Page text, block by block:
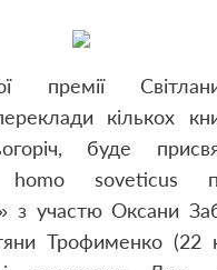
премії
кількох
буде
soveticus
з участю Оксани
Трофименко (22